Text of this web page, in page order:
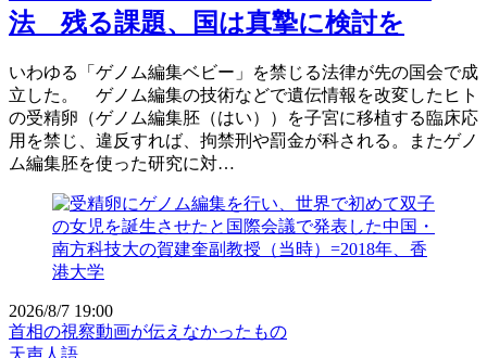
法 残る課題、国は真摯に検討を
いわゆる「ゲノム編集ベビー」を禁じる法律が先の国会で成
立した。 ゲノム編集の技術などで遺伝情報を改変したヒト
の受精卵（ゲノム編集胚（はい））を子宮に移植する臨床応
用を禁じ、違反すれば、拘禁刑や罰金が科される。またゲノ
ム編集胚を使った研究に対…
2026/8/7 19:00
首相の視察動画が伝えなかったもの
天声人語